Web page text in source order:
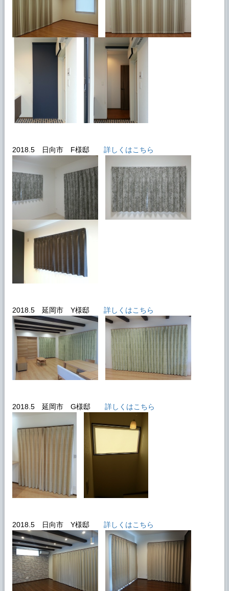
2018.5 日向市 F様邸 詳しくはこちら
2018.5 延岡市 Y様邸 詳しくはこちら
2018.5 延岡市 G様邸 詳しくはこちら
2018.5 日向市 Y様邸 詳しくはこちら